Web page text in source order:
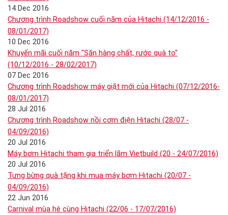
14 Dec 2016
Chương trình Roadshow cuối năm của Hitachi (14/12/2016 -
08/01/2017)
10 Dec 2016
Khuyến mãi cuối năm "Săn hàng chất, rước quà to"
(10/12/2016 - 28/02/2017)
07 Dec 2016
Chương trình Roadshow máy giặt mới của Hitachi (07/12/2016-
08/01/2017)
28 Jul 2016
Chương trình Roadshow nồi cơm điện Hitachi (28/07 -
04/09/2016)
20 Jul 2016
Máy bơm Hitachi tham gia triển lãm Vietbuild (20 - 24/07/2016)
20 Jul 2016
Tưng bừng quà tặng khi mua máy bơm Hitachi (20/07 -
04/09/2016)
22 Jun 2016
Carnival mùa hè cùng Hitachi (22/06 - 17/07/2016)